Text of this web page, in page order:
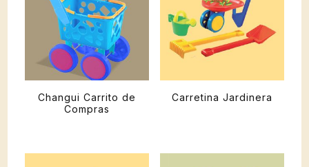
Changui Carrito de
Compras
Carretina Jardinera